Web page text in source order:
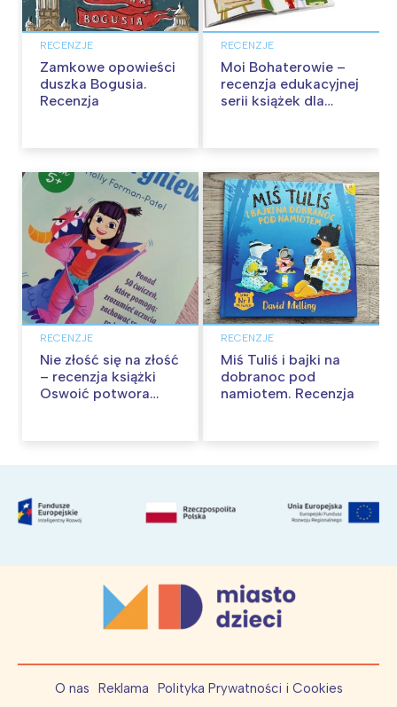
RECENZJE
Zamkowe opowieści
duszka Bogusia.
Recenzja
RECENZJE
Moi Bohaterowie –
recenzja edukacyjnej
serii książek dla
RECENZJE
Nie złość się na złość
– recenzja książki
Oswoić potwora
RECENZJE
Miś Tuliś i bajki na
dobranoc pod
namiotem. Recenzja
O nas Reklama Polityka Prywatności i Cookies